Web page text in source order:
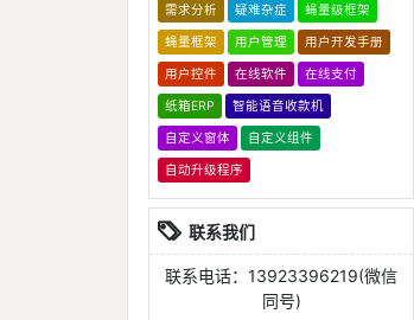
需求分析 疑难杂症 蝇量级框架
蝇量框架 用户管理 用户开发手册
用户控件 在线软件 在线支付
纸箱ERP 智能语音收款机
自定义窗体 自定义组件
自动升级程序
联系我们
联系电话：13923396219(微信
同号)